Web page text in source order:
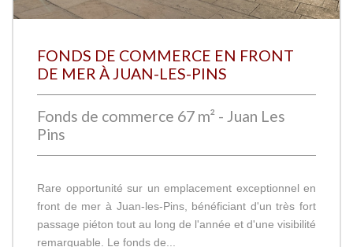
FONDS DE COMMERCE EN FRONT
DE MER À JUAN-LES-PINS
Fonds de commerce 67 m² - Juan Les
Pins
Rare opportunité sur un emplacement exceptionnel en
front de mer à Juan-les-Pins, bénéficiant d'un très fort
passage piéton tout au long de l'année et d'une visibilité
remarquable. Le fonds de...